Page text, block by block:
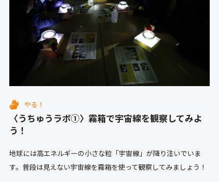
やる！
〈うちゅうラボ①〉霧箱で宇宙線を観察してみよ
う！
地球には高エネルギーの小さな粒「宇宙線」が降り注いでいま
す。普段は見えない宇宙線を霧箱を使って観察してみましょう！